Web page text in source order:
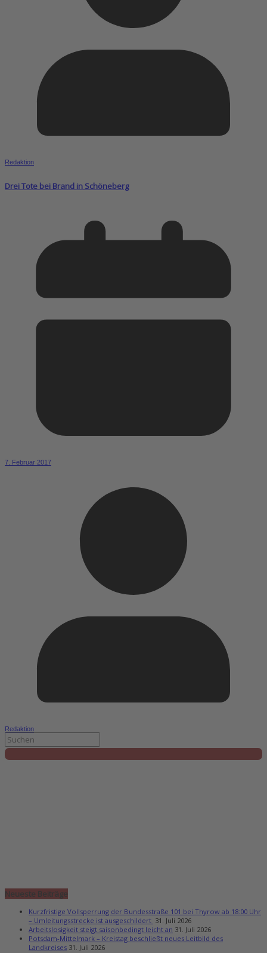
Redaktion
Drei Tote bei Brand in Schöneberg
7. Februar 2017
Redaktion
Neueste Beiträge
Kurzfristige Vollsperrung der Bundesstraße 101 bei Thyrow ab 18:00 Uhr
– Umleitungsstrecke ist ausgeschildert 31. Juli 2026
Arbeitslosigkeit steigt saisonbedingt leicht an 31. Juli 2026
Potsdam-Mittelmark – Kreistag beschließt neues Leitbild des
Landkreises 31. Juli 2026